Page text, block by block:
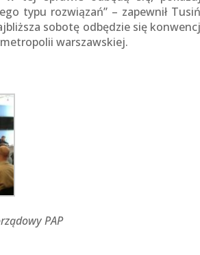
typu rozwiązań” – zapewnił
sobotę odbędzie się
warszawskiej.
PAP